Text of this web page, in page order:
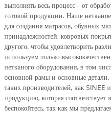
выполнять весь процесс - от
готовой продукции. Наше
для создания матрасов, обувных
принадлежностей, ковровых
другого, чтобы удовлетворить
используем только
нетканого оборудования, в том
основной рамы и основные детали,
таких производителей, как
продукцию, которая
беспокойтесь, так как мы